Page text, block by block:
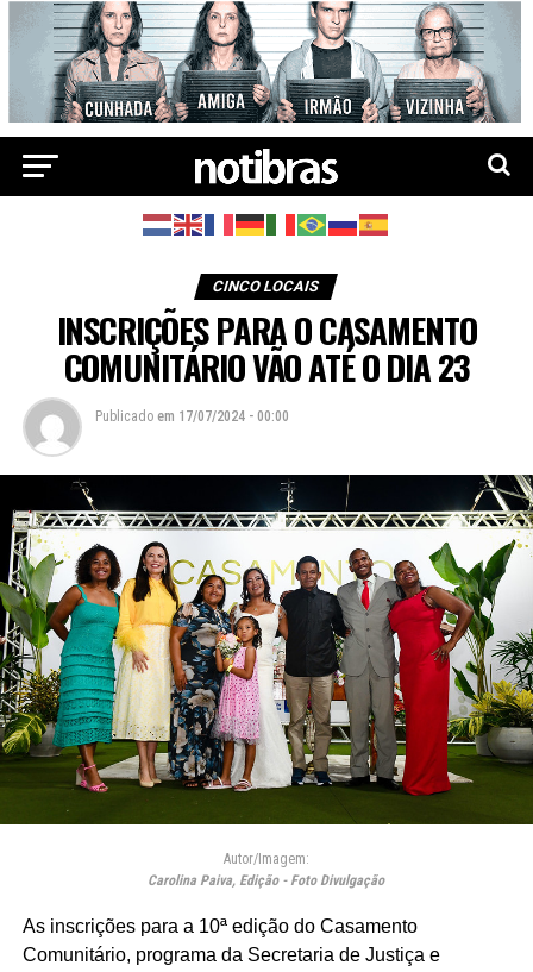
CINCO LOCAIS
INSCRIÇÕES PARA O CASAMENTO
COMUNITÁRIO VÃO ATÉ O DIA 23
Publicado em 17/07/2024 - 00:00
Autor/Imagem:
Carolina Paiva, Edição - Foto Divulgação
As inscrições para a 10ª edição do Casamento
Comunitário, programa da Secretaria de Justiça e